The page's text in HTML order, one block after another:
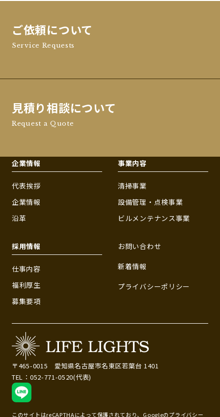
ご依頼について
Service Requests
見積り相談について
Request a Quote
企業情報
代表挨拶
企業情報
沿革
事業内容
清掃事業
設備管理・点検事業
ビルメンテナンス事業
採用情報
仕事内容
福利厚生
募集要項
お問い合わせ
新着情報
プライバシーポリシー
〒465-0015 愛知県名古屋市名東区若葉台 1401
TEL：052-771-0520(代表)
このサイトはreCAPTHAによって保護されており、Googleのプライバシー